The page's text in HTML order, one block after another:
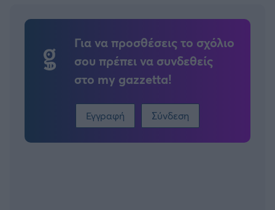
Για να προσθέσεις το σχόλιο
σου πρέπει να συνδεθείς
στο my gazzetta!
Εγγραφή Σύνδεση